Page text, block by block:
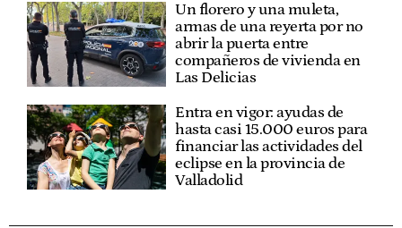
Un florero y una muleta,
armas de una reyerta por no
abrir la puerta entre
compañeros de vivienda en
Las Delicias
Entra en vigor: ayudas de
hasta casi 15.000 euros para
financiar las actividades del
eclipse en la provincia de
Valladolid